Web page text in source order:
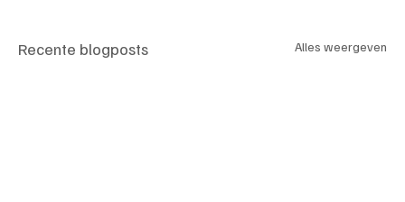
Recente blogposts Alles weergeven